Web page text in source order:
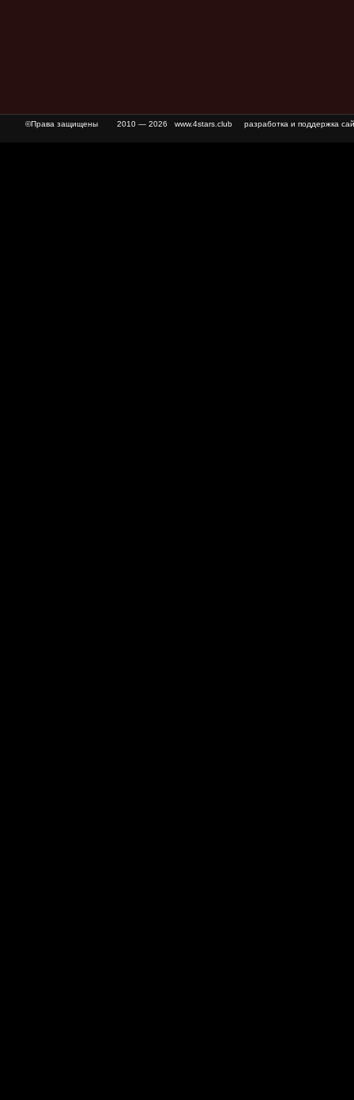
©Права защищены 2010 — 2026 www.4stars.club разработка и поддержка